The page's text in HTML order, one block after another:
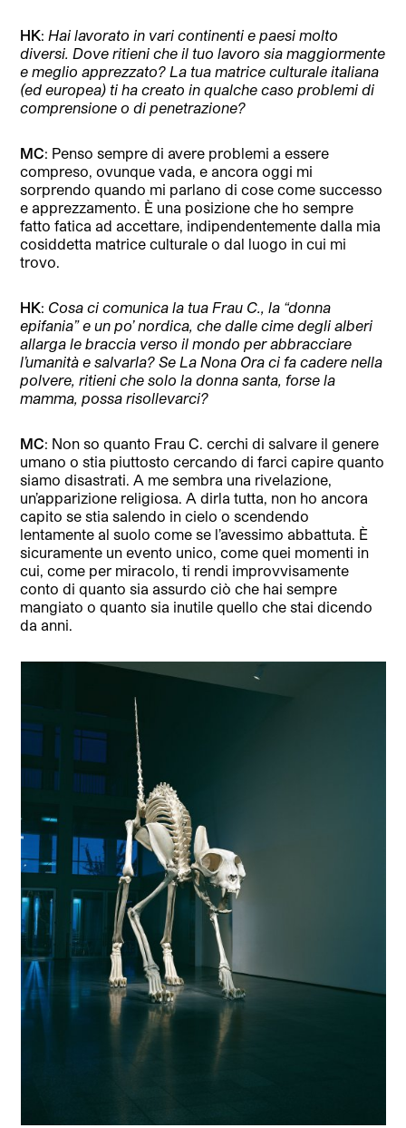
HK:Hai lavorato in vari continenti e paesi molto
diversi. Dove ritieni che il tuo lavoro sia maggiormente
e meglio apprezzato? La tua matrice culturale italiana
(ed europea) ti ha creato in qualche caso problemi di
comprensione o di penetrazione?
MC: Penso sempre di avere problemi a essere
compreso, ovunque vada, e ancora oggi mi
sorprendo quando mi parlano di cose come successo
e apprezzamento. È una posizione che ho sempre
fatto fatica ad accettare, indipendentemente dalla mia
cosiddetta matrice culturale o dal luogo in cui mi
trovo.
HK: Cosa ci comunica la tua Frau C., la “donna
epifania” e un po’ nordica, che dalle cime degli alberi
allarga le braccia verso il mondo per abbracciare
l’umanità e salvarla? Se La Nona Ora ci fa cadere nella
polvere, ritieni che solo la donna santa, forse la
mamma, possa risollevarci?
MC: Non so quanto Frau C. cerchi di salvare il genere
umano o stia piuttosto cercando di farci capire quanto
siamo disastrati. A me sembra una rivelazione,
un’apparizione religiosa. A dirla tutta, non ho ancora
capito se stia salendo in cielo o scendendo
lentamente al suolo come se l’avessimo abbattuta. È
sicuramente un evento unico, come quei momenti in
cui, come per miracolo, ti rendi improvvisamente
conto di quanto sia assurdo ciò che hai sempre
mangiato o quanto sia inutile quello che stai dicendo
da anni.